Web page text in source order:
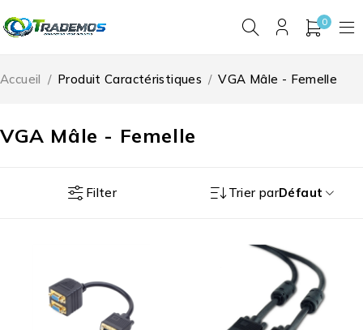
0
VGA Mâle - Femelle
Accueil / Produit Caractéristiques / VGA Mâle - Femelle
Filter Trier parDéfaut